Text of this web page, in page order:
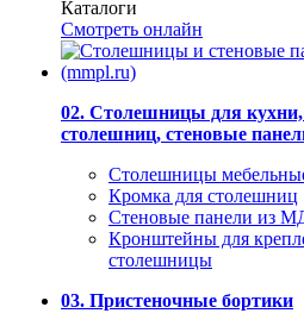
Каталоги
Смотреть онлайн
02. Столешницы для
столешниц, стеновые
Столешницы
Кромка для столешниц
Стеновые панели из
Кронштейны для
столешницы
03. Пристеночные бортики